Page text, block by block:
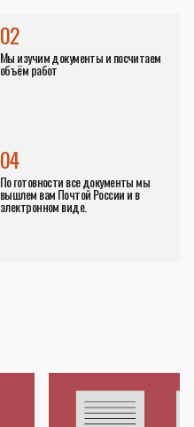
02
Мы изучим документы и посчитаем
объём работ
04
По готовности все документы мы
вышлем вам Почтой России и в
электронном виде.